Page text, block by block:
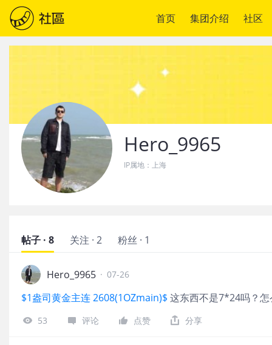
首页 集团介绍 社区
Hero_9965
IP属地： 上海
帖子 · 8 关注 · 2 粉丝 · 1
Hero_9965 · 07-26
$1盎司黄金主连 2608(1OZmain)$ 这东西不是7*24吗？
53 评论 点赞 分享